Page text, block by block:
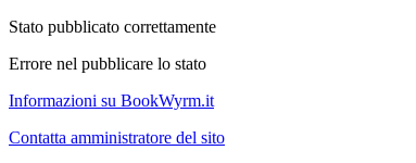
Stato pubblicato correttamente
Errore nel pubblicare lo stato
Informazioni su BookWyrm.it
Contatta amministratore del sito